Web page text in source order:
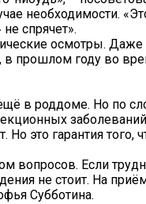
необходимости.
спрячет».
осмотры.
в прошлом году во
в роддоме. Но по
Но это гарантия того,
вопросов. Если
не стоит. На
Субботина.